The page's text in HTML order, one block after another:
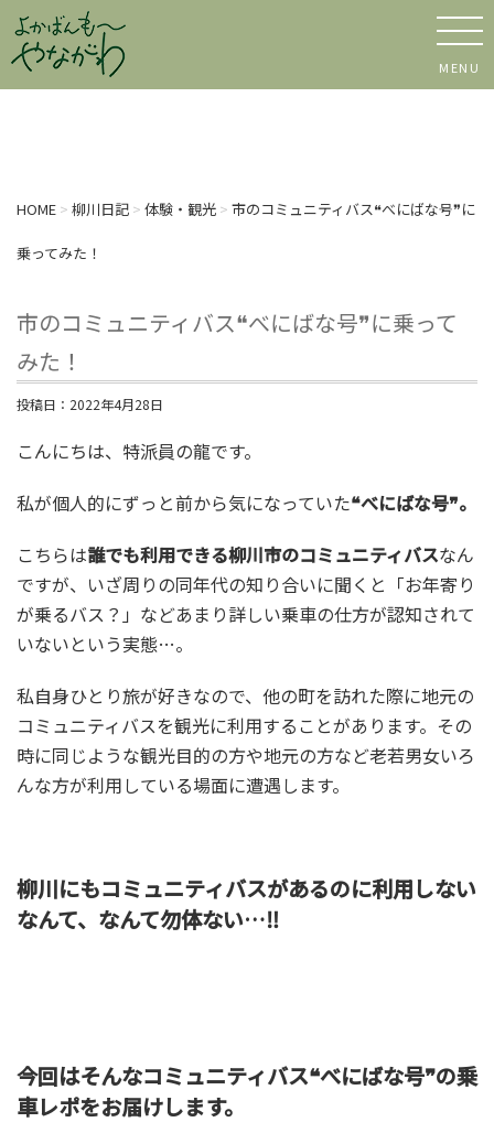
MENU
HOME > 柳川日記 > 体験・観光 > 市のコミュニティバス❝べにばな号❞に
乗ってみた！
市のコミュニティバス❝べにばな号❞に乗って
みた！
投稿日： 2022年4月28日
こんにちは、特派員の龍です。
私が個人的にずっと前から気になっていた❝べにばな号❞。
こちらは誰でも利用できる柳川市のコミュニティバスなん
ですが、いざ周りの同年代の知り合いに聞くと「お年寄り
が乗るバス？」などあまり詳しい乗車の仕方が認知されて
いないという実態…。
私自身ひとり旅が好きなので、他の町を訪れた際に地元の
コミュニティバスを観光に利用することがあります。その
時に同じような観光目的の方や地元の方など老若男女いろ
んな方が利用している場面に遭遇します。
柳川にもコミュニティバスがあるのに利用しない
なんて、なんて勿体ない…‼
今回はそんなコミュニティバス❝べにばな号❞の乗
車レポをお届けします。